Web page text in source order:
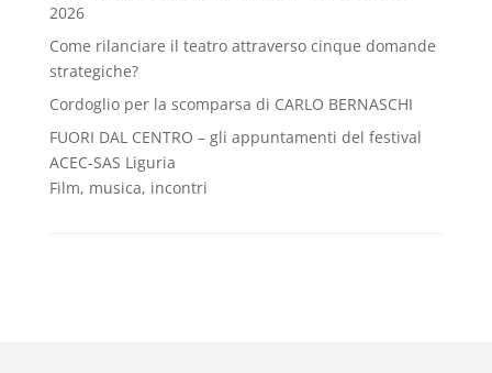
2026
Come rilanciare il teatro attraverso cinque domande
strategiche?
Cordoglio per la scomparsa di CARLO BERNASCHI
FUORI DAL CENTRO – gli appuntamenti del festival
ACEC-SAS Liguria
Film, musica, incontri